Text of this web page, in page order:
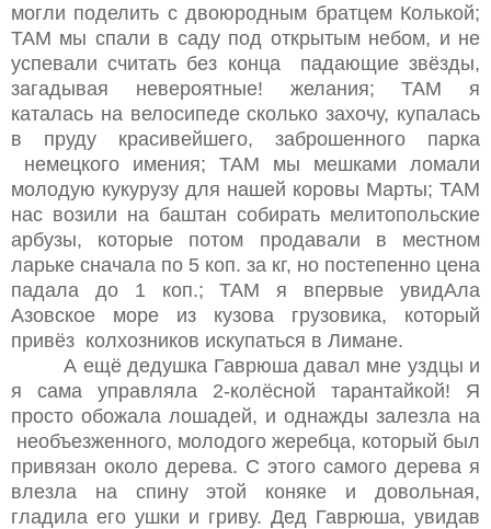
могли поделить с двоюродным братцем Колькой;
ТАМ мы спали в саду под открытым небом, и не
успевали считать без конца падающие звёзды,
загадывая невероятные! желания; ТАМ я
каталась на велосипеде сколько захочу, купалась
в пруду красивейшего, заброшенного парка
немецкого имения; ТАМ мы мешками ломали
молодую кукурузу для нашей коровы Марты; ТАМ
нас возили на баштан собирать мелитопольские
арбузы, которые потом продавали в местном
ларьке сначала по 5 коп. за кг, но постепенно цена
падала до 1 коп.; ТАМ я впервые увидАла
Азовское море из кузова грузовика, который
привёз колхозников искупаться в Лимане.
А ещё дедушка Гаврюша давал мне уздцы и
я сама управляла 2-колёсной тарантайкой! Я
просто обожала лошадей, и однажды залезла на
необъезженного, молодого жеребца, который был
привязан около дерева. С этого самого дерева я
влезла на спину этой коняке и довольная,
гладила его ушки и гриву. Дед Гаврюша, увидав